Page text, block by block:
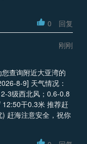
0 回复
刚刚
您查询附近大亚湾的
8-9] 天气情况：
3级西北风；0.6-0.8
干0.3米 推荐赶
赶海注意安全，祝你